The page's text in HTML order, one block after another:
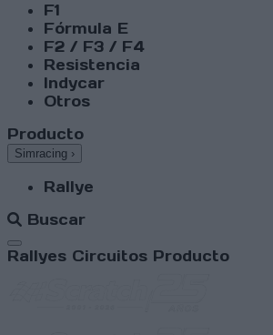
F1
Fórmula E
F2 / F3 / F4
Resistencia
Indycar
Otros
Producto
Simracing ›
Rallye
Buscar
Abrir menú
Rallyes Circuitos Producto